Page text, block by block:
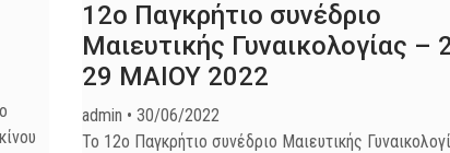
12ο Παγκρήτιο συνέδριο
Μαιευτικής Γυναικολογίας –
29 MAIOY 2022
admin
30/06/2022
Το 12ο Παγκρήτιο συνέδριο Μαιευτικής